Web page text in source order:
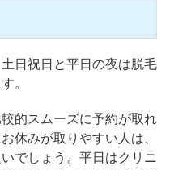
日祝日と平日の夜は脱毛
。
的スムーズに予約が取れ
休みが取りやすい人は、
でしょう。平日はクリニ